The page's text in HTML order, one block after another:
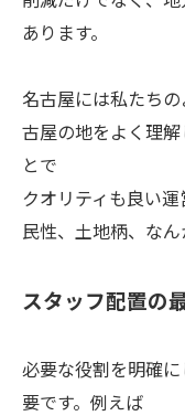
あります。
名古屋には私たち
古屋の地をよく理
とで
クオリティも良い
民性、土地柄、な
スタッフ配置の
必要な役割を明確
要です。例えば